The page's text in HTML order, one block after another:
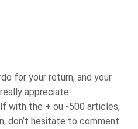
for your return, and your
appreciate.
with the + ou -500 articles,
don’t hesitate to comment